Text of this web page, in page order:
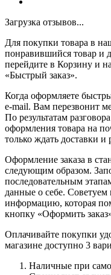
Загрузка отзывов...
Для покупки товара в
понравившийся товар и
перейдите в Корзину и
«Быстрый заказ».
Когда оформляете
e-mail. Вам перезвонит
По результатам
оформления товара на
только ждать доставки и
Оформление заказа в
следующим образом.
последовательным
данные о себе. Советуем
информацию, которая
кнопку «Оформить
Оплачивайте покупки
магазине доступно 3
Наличные при